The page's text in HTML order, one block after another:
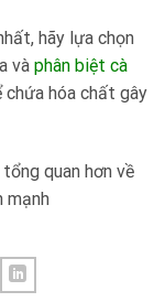
hãy lựa chọn
và phân biệt cà
hóa chất gây
quan hơn về
mạnh